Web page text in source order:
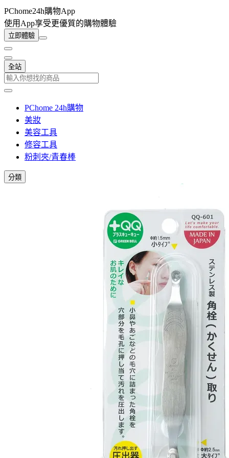
PChome24h購物App
使用App享受更優質的購物體驗
立即體驗
全站
PChome 24h購物
美妝
美容工具
修容工具
粉刺夾/青春棒
分類